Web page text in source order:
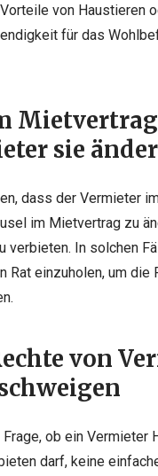
von Haustieren
für das
sie
dass der Vermieter
im Mietvertrag zu
verbieten. In solchen
Rat einzuholen, um die
von
ob ein Vermieter
darf, keine